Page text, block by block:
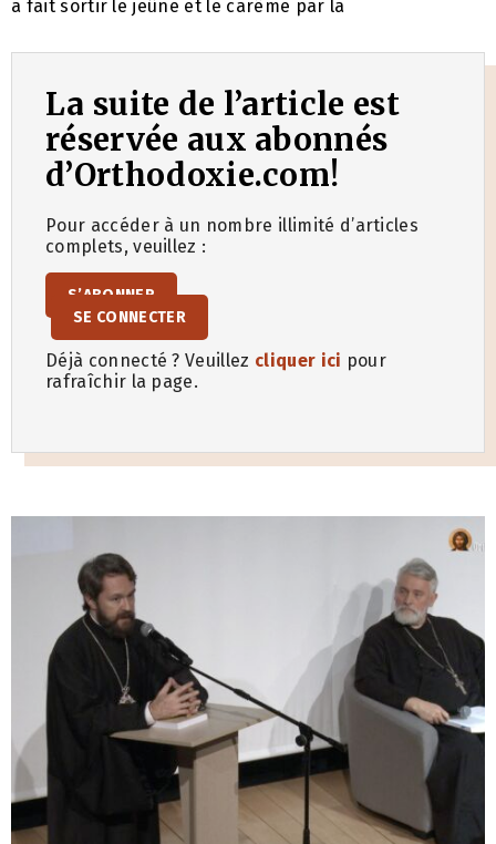
a fait sortir le jeûne et le carême par la
La suite de l’article est
réservée aux abonnés
d’Orthodoxie.com!
Pour accéder à un nombre illimité d’articles
complets, veuillez :
S’ABONNER
SE CONNECTER
Déjà connecté ? Veuillez cliquer ici pour
rafraîchir la page.